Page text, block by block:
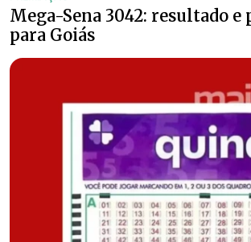
Mega-Sena 3042: resultado e
para Goiás